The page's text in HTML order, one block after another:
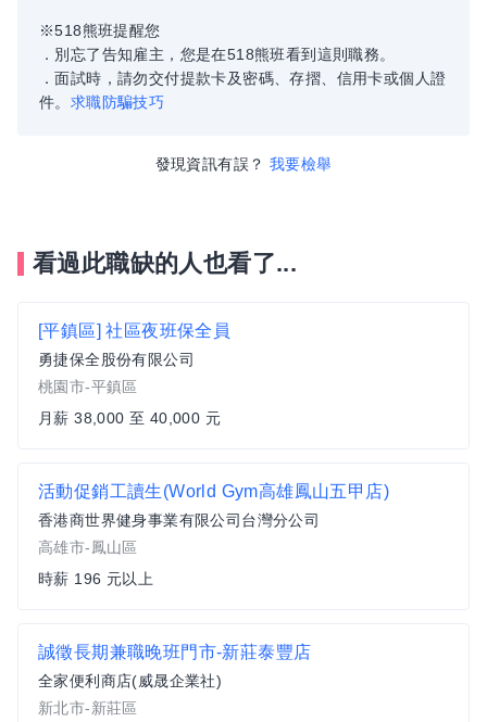
※518熊班提醒您
．別忘了告知雇主，您是在518熊班看到這則職務。
．面試時，請勿交付提款卡及密碼、存摺、信用卡或個人證
件。 求職防騙技巧
發現資訊有誤？ 我要檢舉
看過此職缺的人也看了...
[平鎮區] 社區夜班保全員
勇捷保全股份有限公司
桃園市-平鎮區
月薪 38,000 至 40,000 元
活動促銷工讀生(World Gym高雄鳳山五甲店)
香港商世界健身事業有限公司台灣分公司
高雄市-鳳山區
時薪 196 元以上
誠徵長期兼職晚班門市-新莊泰豐店
全家便利商店(威晟企業社)
新北市-新莊區